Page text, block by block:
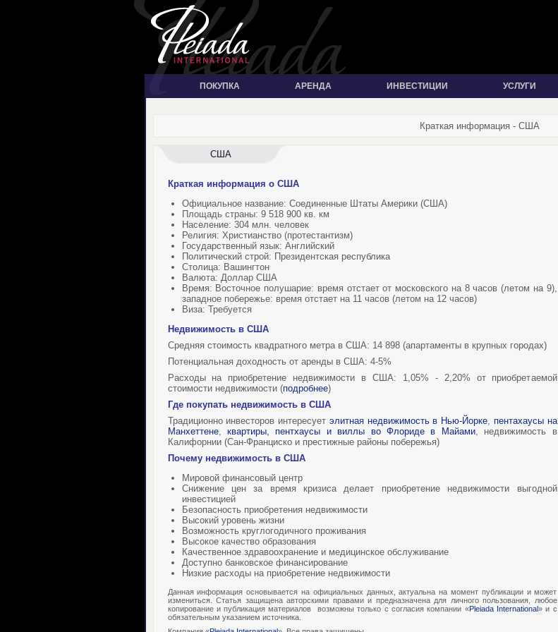
ПОКУПКА АРЕНДА ИНВЕСТИЦИИ УСЛУГИ
Краткая информация - США
США
Краткая информация о США
Официальное название: Соединенные Штаты Америки (США)
Площадь страны: 9 518 900 кв. км
Население: 304 млн. человек
Религия: Христианство (протестантизм)
Государственный язык: Английский
Политический строй: Президентская республика
Столица: Вашингтон
Валюта: Доллар США
Время: Восточное полушарие: время отстает от московского на 8 часов (летом на 9),
западное побережье: время отстает на 11 часов (летом на 12 часов)
Виза: Требуется
Недвижимость в США
Средняя стоимость квадратного метра в США: 14 898 (апартаменты в крупных городах)
Потенциальная доходность от аренды в США: 4-5%
Расходы на приобретение недвижимости в США: 1,05% - 2,20% от приобретаемой
стоимости недвижимости (подробнее)
Где покупать недвижимость в США
Традиционно инвесторов интересует элитная недвижимость в Нью-Йорке, пентахаусы на
Манхеттене, квартиры, пентхаусы и виллы во Флориде в Майами, недвижимость в
Калифорнии (Сан-Франциско и престижные районы побережья)
Почему недвижимость в США
Мировой финансовый центр
Снижение цен за время кризиса делает приобретение недвижимости выгодной
инвестицией
Безопасность приобретения недвижимости
Высокий уровень жизни
Возможность круглогодичного проживания
Высокое качество образования
Качественное здравоохранение и медицинское обслуживание
Доступно банковское финансирование
Низкие расходы на приобретение недвижимости
Данная информация основывается на официальных данных, актуальна на момент публикации и может
измениться. Статья защищена авторскими правами и предназначена для личного пользования, любое
копирование и публикация материалов
возможны только с согласия компании «Pleiada International» и с
обязательным указанием источника.